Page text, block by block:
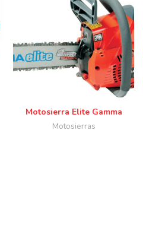
Motosierra Elite Gamma
Motosierras